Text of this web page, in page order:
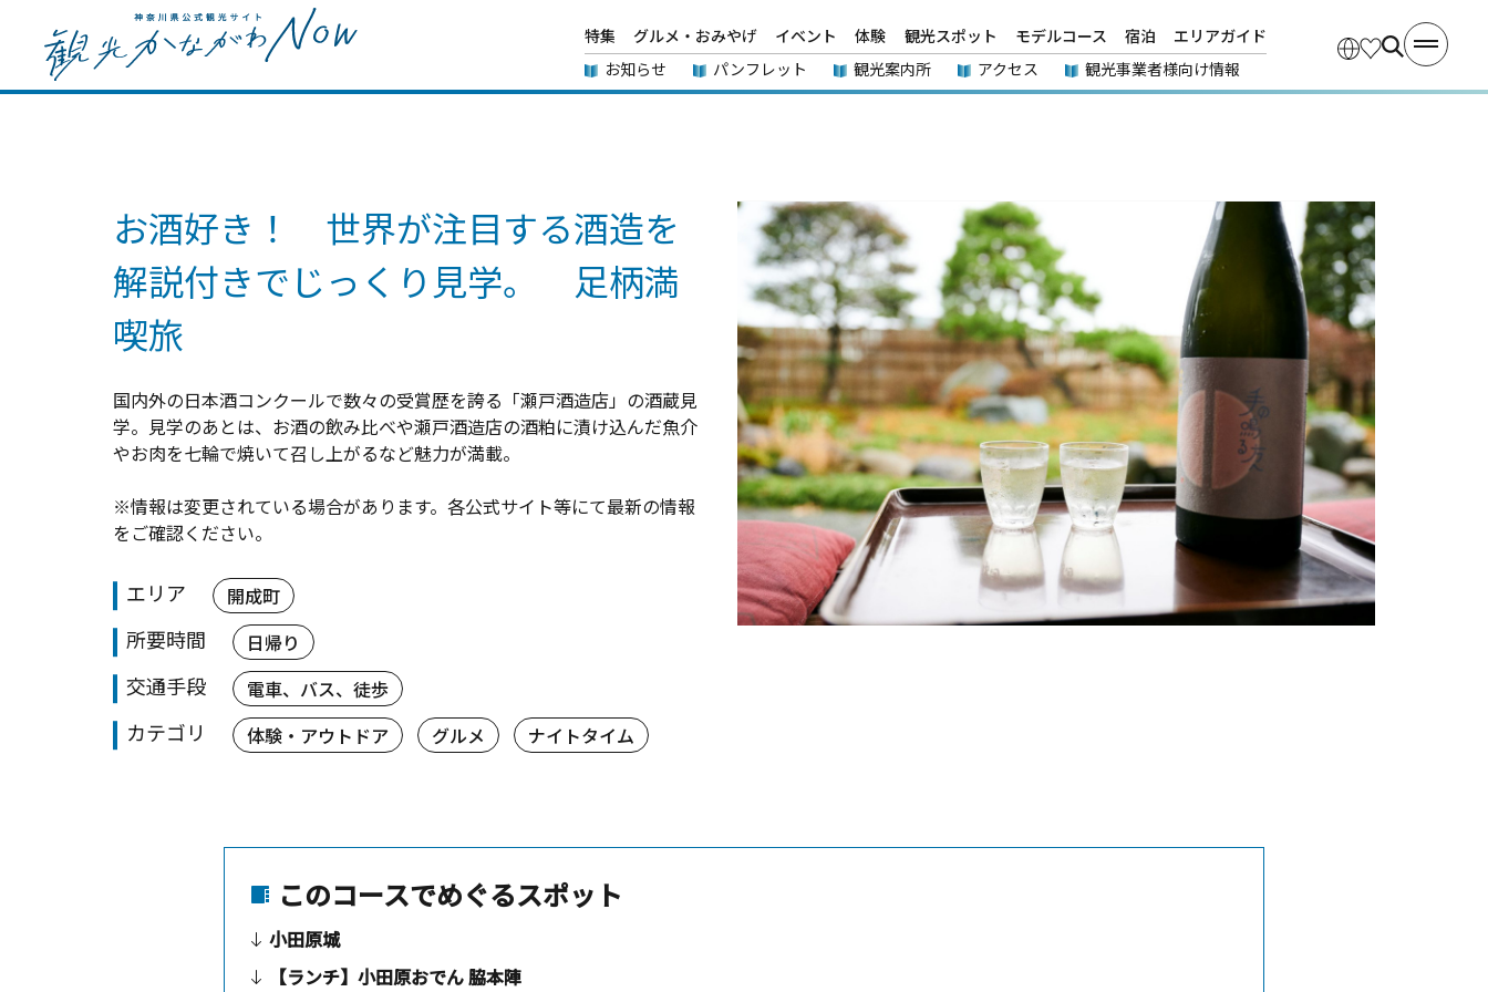
特集 グルメ・おみやげ イベント 体験 観光スポット モデルコース 宿泊
エリアガイド
お知らせ
パンフレット 観光案内所 アクセス 観光事業者様向け情報
お酒好き！ 世界が注目する酒造を
解説付きでじっくり見学。 足柄満
喫旅
国内外の日本酒コンクールで数々の受賞歴を誇る「瀬戸酒造店」の酒蔵見
学。見学のあとは、お酒の飲み比べや瀬戸酒造店の酒粕に漬け込んだ魚介
やお肉を七輪で焼いて召し上がるなど魅力が満載。
※情報は変更されている場合があります。各公式サイト等にて最新の情報
をご確認ください。
エリア 開成町
所要時間 日帰り
交通手段 電車、バス、徒歩
カテゴリ 体験・アウトドア グルメ ナイトタイム
このコースでめぐるスポット
小田原城
【ランチ】小田原おでん 脇本陣